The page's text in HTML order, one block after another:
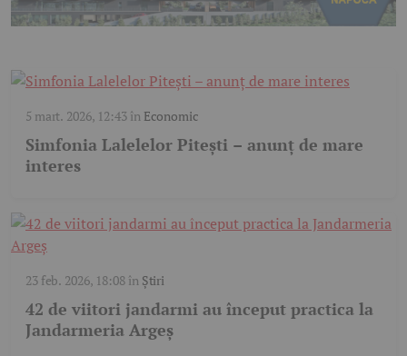
5 mart. 2026, 12:43în Economic
Simfonia Lalelelor Pitești – anunț de mare
interes
23 feb. 2026, 18:08în Știri
42 de viitori jandarmi au început practica la
Jandarmeria Argeș